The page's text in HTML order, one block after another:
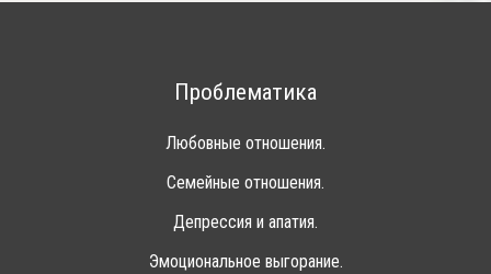
Проблематика
Любовные отношения.
Семейные отношения.
Депрессия и апатия.
Эмоциональное выгорание.